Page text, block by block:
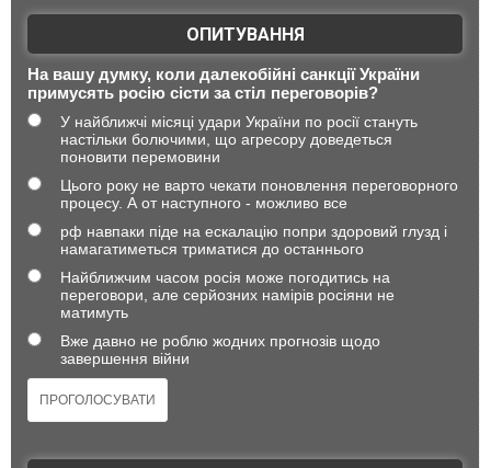
ОПИТУВАННЯ
На вашу думку, коли далекобійні санкції України
примусять росію сісти за стіл переговорів?
У найближчі місяці удари України по росії стануть
настільки болючими, що агресору доведеться
поновити перемовини
Цього року не варто чекати поновлення переговорного
процесу. А от наступного - можливо все
рф навпаки піде на ескалацію попри здоровий глузд і
намагатиметься триматися до останнього
Найближчим часом росія може погодитись на
переговори, але серйозних намірів росіяни не
матимуть
Вже давно не роблю жодних прогнозів щодо
завершення війни